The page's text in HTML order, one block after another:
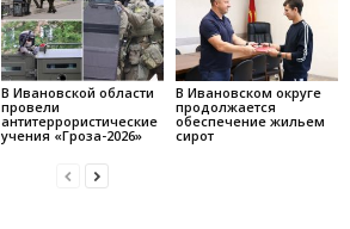
В Ивановской области
провели
антитеррористические
учения «Гроза-2026»
В Ивановском округе
продолжается
обеспечение жильем
сирот